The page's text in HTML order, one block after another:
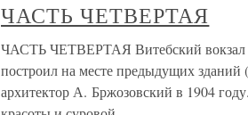
ЧАСТЬ ЧЕТВЕРТАЯ
ЧАСТЬ ЧЕТВЕРТАЯ Витебский вокзал
построил на месте предыдущих зданий
архитектор А. Бржозовский в 1904